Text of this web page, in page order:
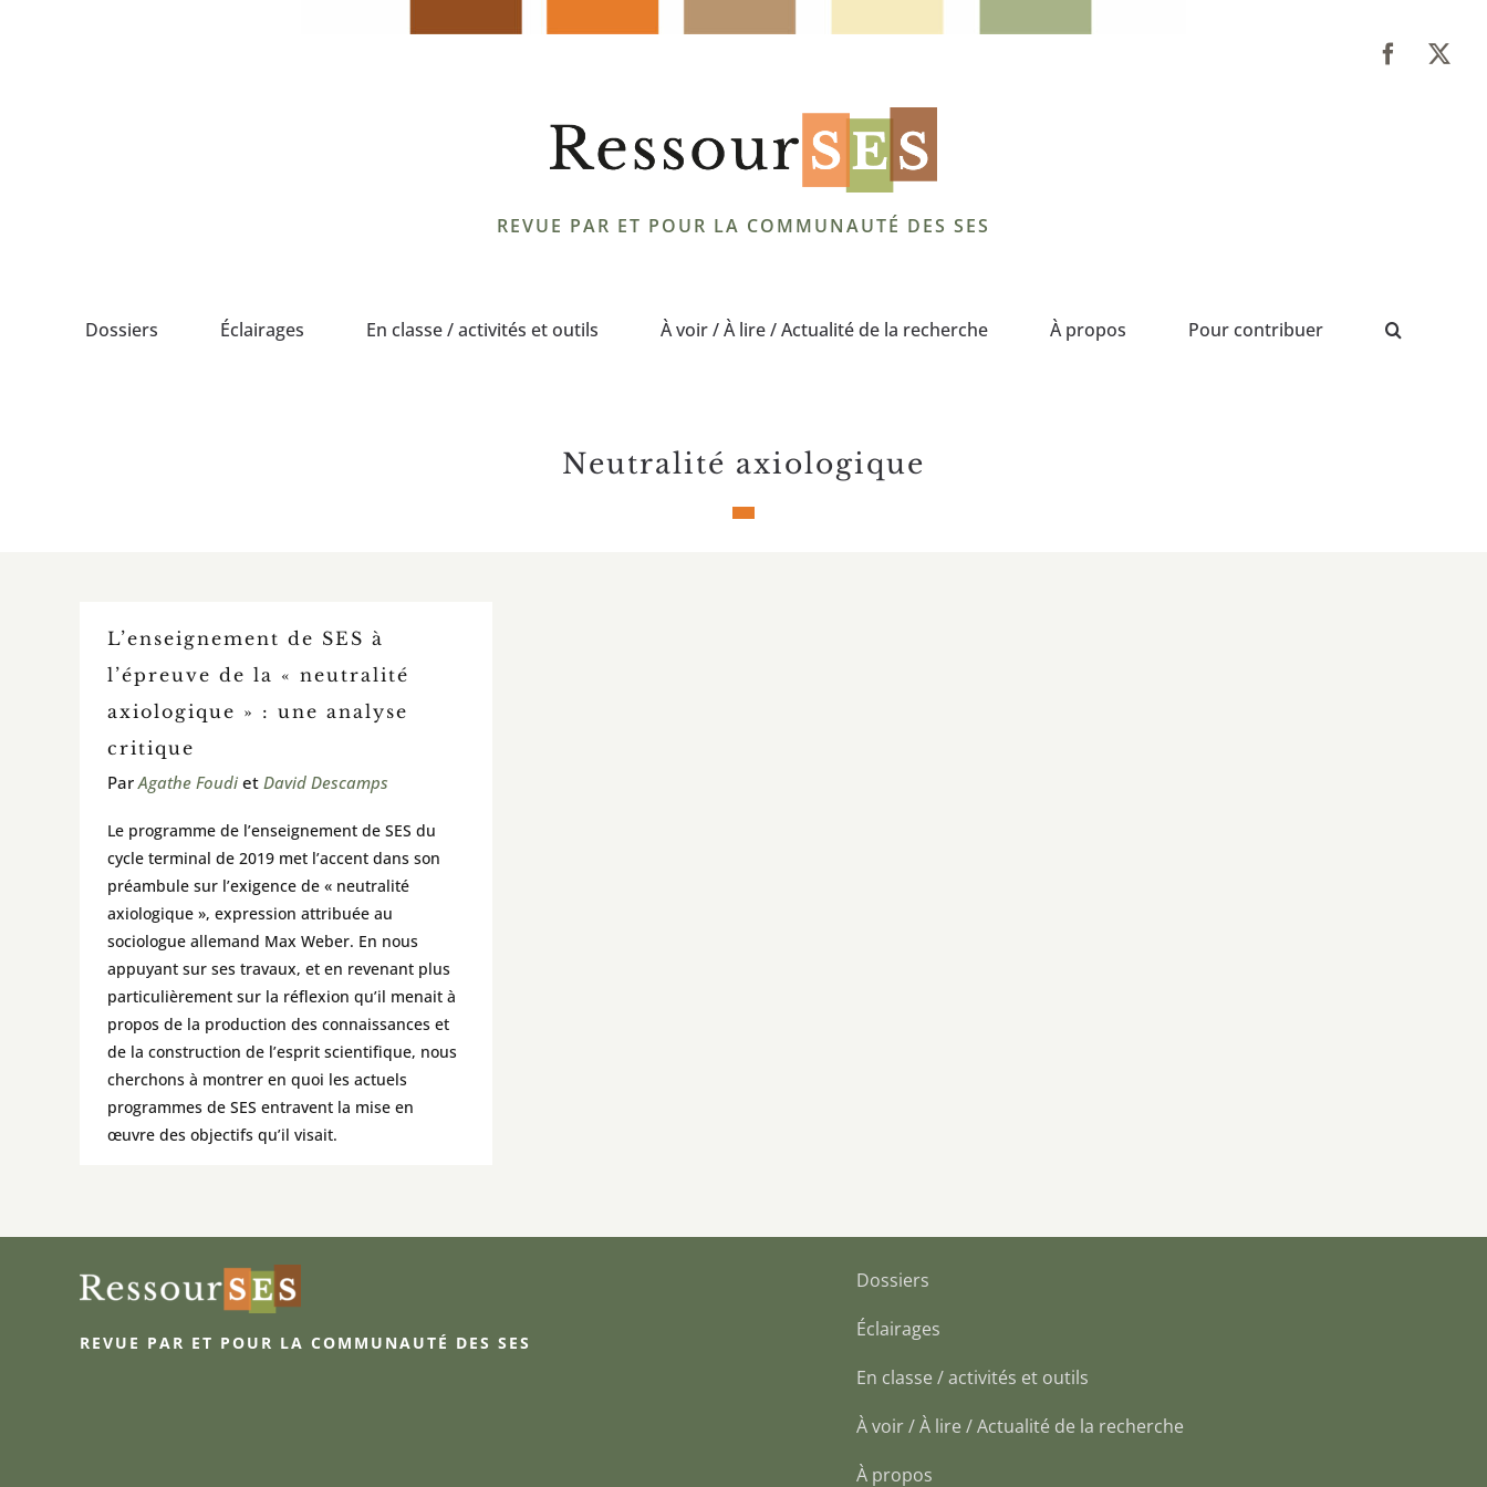
REVUE PAR ET POUR LA COMMUNAUTÉ DES SES
Dossiers Éclairages En classe / activités et outils À voir / À lire / Actualité de la recherche À propos Pour contribuer
neutralité axiologique
L’enseignement de SES à
l’épreuve de la « neutralité
axiologique » : une analyse
critique
Par Agathe Foudiet David Descamps
Le programme de l’enseignement de SES du
cycle terminal de 2019 met l’accent dans son
préambule sur l’exigence de « neutralité
axiologique », expression attribuée au
sociologue allemand Max Weber. En nous
appuyant sur ses travaux, et en revenant plus
particulièrement sur la réflexion qu’il menait à
propos de la production des connaissances et
de la construction de l’esprit scientifique, nous
cherchons à montrer en quoi les actuels
programmes de SES entravent la mise en
œuvre des objectifs qu’il visait.
REVUE PAR ET POUR LA COMMUNAUTÉ DES SES
Dossiers
Éclairages
En classe / activités et outils
À voir / À lire / Actualité de la recherche
À propos